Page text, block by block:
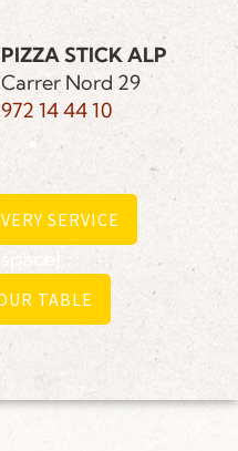
PIZZA STICK ALP
Carrer Nord 29
972 14 44 10
SERVICE
TABLE